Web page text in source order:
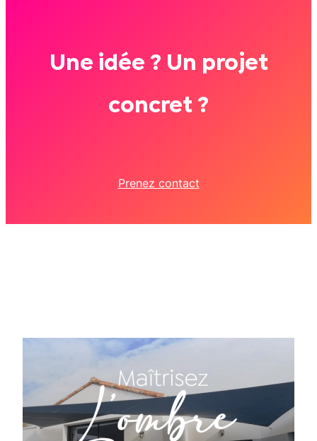
Une idée ? Un projet
concret ?
Prenez contact